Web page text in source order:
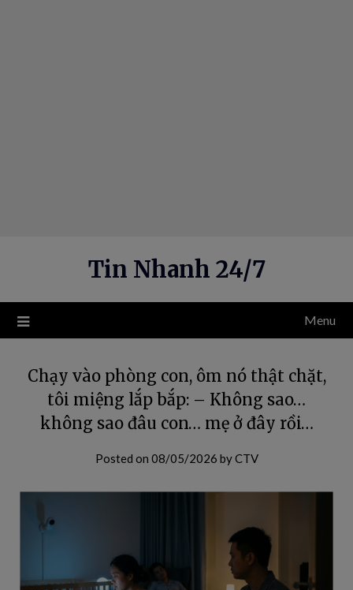
Tin Nhanh 24/7
Menu
Chạy vào phòng con, ôm nó thật chặt,
tôi miệng lắp bắp: – Không sao…
không sao đâu con… mẹ ở đây rồi…
Posted on 08/05/2026 byCTV